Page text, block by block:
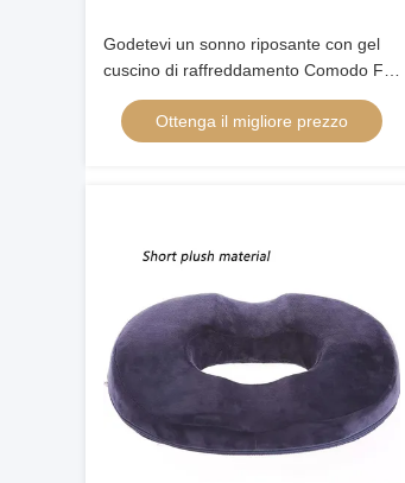
Godetevi un sonno riposante con gel
cuscino di raffreddamento Comodo Fit
Buona respirabilità
Ottenga il migliore prezzo